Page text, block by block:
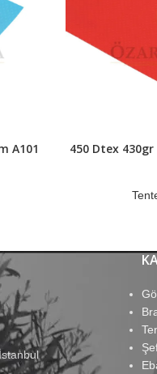
A101
450 Dtex 430gr